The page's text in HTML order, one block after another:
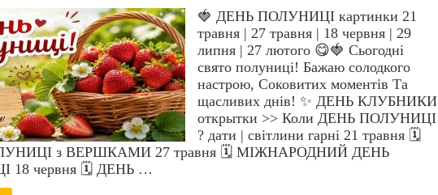
🍓 ДЕНЬ ПОЛУНИЦІ картинки 21
травня | 27 травня | 18 червня | 29
липня | 27 лютого 😋🍓 Сьогодні
свято полуниці! Бажаю солодкого
настрою, Соковитих моментів Та
щасливих днів! ✨ ДЕНЬ КЛУБНИКИ
открытки >> Коли ДЕНЬ ПОЛУНИЦІ
? дати | світлини гарні 21 травня 🗓️
з ВЕРШКАМИ 27 травня 🗓️ МІЖНАРОДНИЙ ДЕНЬ
18 червня 🗓️ ДЕНЬ …